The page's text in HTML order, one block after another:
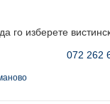
изберете
072 262